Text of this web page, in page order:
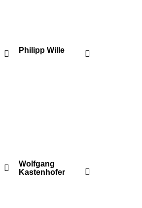
Philipp Wille
Wolfgang
Kastenhofer